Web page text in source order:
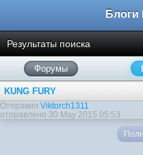
Результаты поиска
Форумы
KUNG FURY
Отправил Viktorch1311
отправлено 30 May 2015 05:53